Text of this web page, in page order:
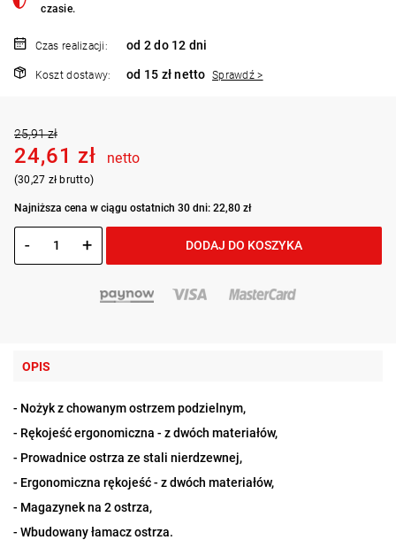
czasie.
Czas realizacji: od 2 do 12 dni
Koszt dostawy: od 15 zł netto Sprawdź >
25,91 zł
24,61 zł netto
(30,27 zł brutto)
Najniższa cena w ciągu ostatnich 30 dni: 22,80 zł
- + DODAJ DO KOSZYKA
OPIS
- Nożyk z chowanym ostrzem podzielnym,
- Rękojeść ergonomiczna - z dwóch materiałów,
- Prowadnice ostrza ze stali nierdzewnej,
- Ergonomiczna rękojeść - z dwóch materiałów,
- Magazynek na 2 ostrza,
- Wbudowany łamacz ostrza.